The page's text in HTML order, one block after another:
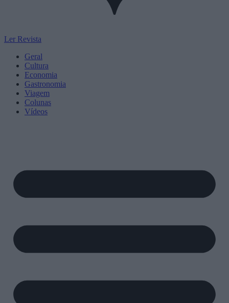
Ler Revista
Geral
Cultura
Economia
Gastronomia
Viagem
Colunas
Vídeos